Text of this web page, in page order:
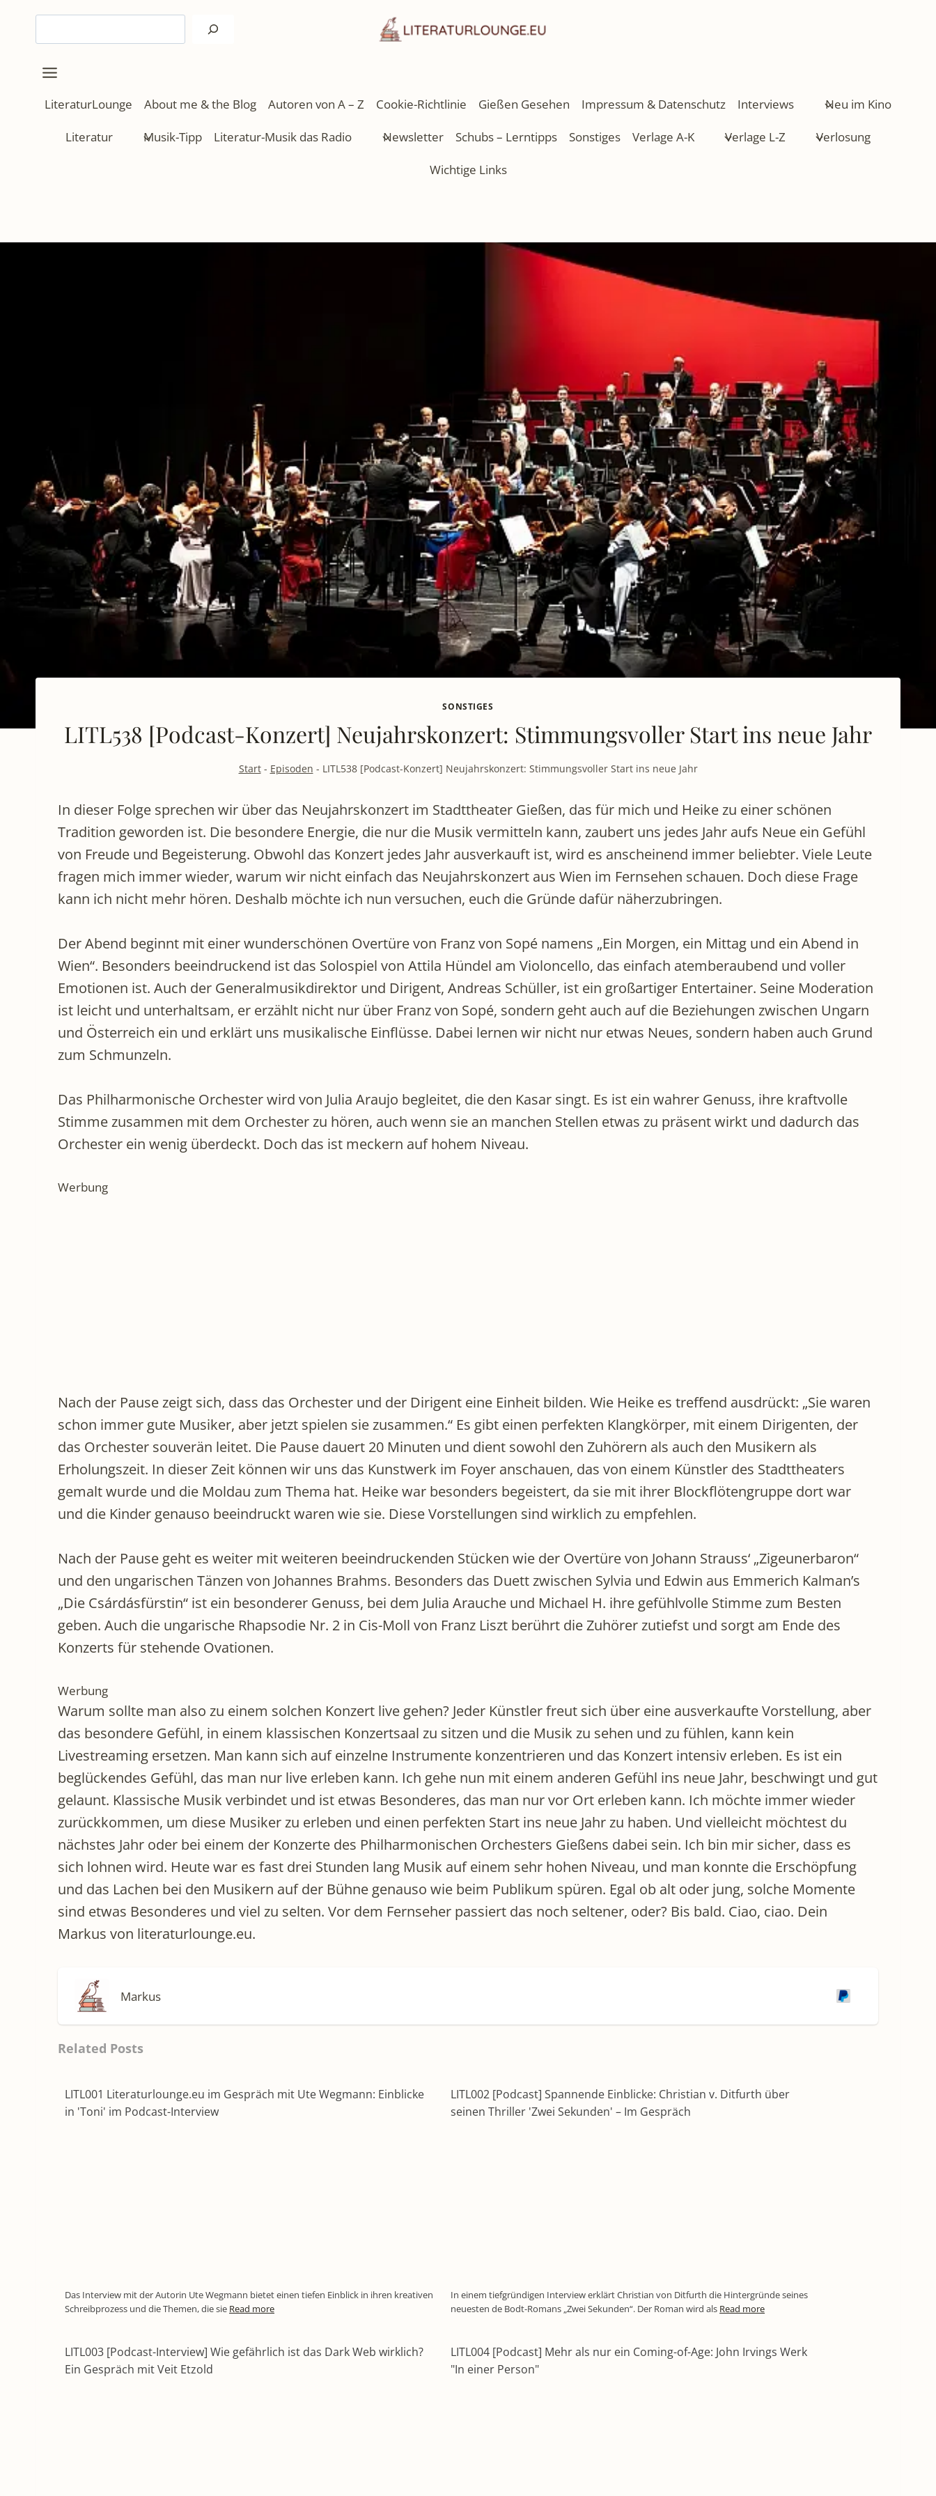
springen
LiteraturLounge About me & the Blog Autoren von A – Z Cookie-Richtlinie Gießen Gesehen Impressum & Datenschutz Interviews Neu im Kino
Literatur Musik-Tipp Literatur-Musik das Radio Newsletter Schubs – Lerntipps Sonstiges Verlage A-K Verlage L-Z Verlosung
Wichtige Links
SONSTIGES
LITL538 [Podcast-Konzert] Neujahrskonzert: Stimmungsvoller Start ins neue Jahr
Start- Episoden - LITL538 [Podcast-Konzert] Neujahrskonzert: Stimmungsvoller Start ins neue Jahr
In dieser Folge sprechen wir über das Neujahrskonzert im Stadttheater Gießen, das für mich und Heike zu einer schönen
Tradition geworden ist. Die besondere Energie, die nur die Musik vermitteln kann, zaubert uns jedes Jahr aufs Neue ein Gefühl
von Freude und Begeisterung. Obwohl das Konzert jedes Jahr ausverkauft ist, wird es anscheinend immer beliebter. Viele Leute
fragen mich immer wieder, warum wir nicht einfach das Neujahrskonzert aus Wien im Fernsehen schauen. Doch diese Frage
kann ich nicht mehr hören. Deshalb möchte ich nun versuchen, euch die Gründe dafür näherzubringen.
Der Abend beginnt mit einer wunderschönen Overtüre von Franz von Sopé namens „Ein Morgen, ein Mittag und ein Abend in
Wien“. Besonders beeindruckend ist das Solospiel von Attila Hündel am Violoncello, das einfach atemberaubend und voller
Emotionen ist. Auch der Generalmusikdirektor und Dirigent, Andreas Schüller, ist ein großartiger Entertainer. Seine Moderation
ist leicht und unterhaltsam, er erzählt nicht nur über Franz von Sopé, sondern geht auch auf die Beziehungen zwischen Ungarn
und Österreich ein und erklärt uns musikalische Einflüsse. Dabei lernen wir nicht nur etwas Neues, sondern haben auch Grund
zum Schmunzeln.
Das Philharmonische Orchester wird von Julia Araujo begleitet, die den Kasar singt. Es ist ein wahrer Genuss, ihre kraftvolle
Stimme zusammen mit dem Orchester zu hören, auch wenn sie an manchen Stellen etwas zu präsent wirkt und dadurch das
Orchester ein wenig überdeckt. Doch das ist meckern auf hohem Niveau.
Werbung
Nach der Pause zeigt sich, dass das Orchester und der Dirigent eine Einheit bilden. Wie Heike es treffend ausdrückt: „Sie waren
schon immer gute Musiker, aber jetzt spielen sie zusammen.“ Es gibt einen perfekten Klangkörper, mit einem Dirigenten, der
das Orchester souverän leitet. Die Pause dauert 20 Minuten und dient sowohl den Zuhörern als auch den Musikern als
Erholungszeit. In dieser Zeit können wir uns das Kunstwerk im Foyer anschauen, das von einem Künstler des Stadttheaters
gemalt wurde und die Moldau zum Thema hat. Heike war besonders begeistert, da sie mit ihrer Blockflötengruppe dort war
und die Kinder genauso beeindruckt waren wie sie. Diese Vorstellungen sind wirklich zu empfehlen.
Nach der Pause geht es weiter mit weiteren beeindruckenden Stücken wie der Overtüre von Johann Strauss‘ „Zigeunerbaron“
und den ungarischen Tänzen von Johannes Brahms. Besonders das Duett zwischen Sylvia und Edwin aus Emmerich Kalman’s
„Die Csárdásfürstin“ ist ein besonderer Genuss, bei dem Julia Arauche und Michael H. ihre gefühlvolle Stimme zum Besten
geben. Auch die ungarische Rhapsodie Nr. 2 in Cis-Moll von Franz Liszt berührt die Zuhörer zutiefst und sorgt am Ende des
Konzerts für stehende Ovationen.
Werbung
Warum sollte man also zu einem solchen Konzert live gehen? Jeder Künstler freut sich über eine ausverkaufte Vorstellung, aber
das besondere Gefühl, in einem klassischen Konzertsaal zu sitzen und die Musik zu sehen und zu fühlen, kann kein
Livestreaming ersetzen. Man kann sich auf einzelne Instrumente konzentrieren und das Konzert intensiv erleben. Es ist ein
beglückendes Gefühl, das man nur live erleben kann. Ich gehe nun mit einem anderen Gefühl ins neue Jahr, beschwingt und gut
gelaunt. Klassische Musik verbindet und ist etwas Besonderes, das man nur vor Ort erleben kann. Ich möchte immer wieder
zurückkommen, um diese Musiker zu erleben und einen perfekten Start ins neue Jahr zu haben. Und vielleicht möchtest du
nächstes Jahr oder bei einem der Konzerte des Philharmonischen Orchesters Gießens dabei sein. Ich bin mir sicher, dass es
sich lohnen wird. Heute war es fast drei Stunden lang Musik auf einem sehr hohen Niveau, und man konnte die Erschöpfung
und das Lachen bei den Musikern auf der Bühne genauso wie beim Publikum spüren. Egal ob alt oder jung, solche Momente
sind etwas Besonderes und viel zu selten. Vor dem Fernseher passiert das noch seltener, oder? Bis bald. Ciao, ciao. Dein
Markus von literaturlounge.eu.
Markus
Related Posts
LITL001 Literaturlounge.eu im Gespräch mit Ute Wegmann: Einblicke
in 'Toni' im Podcast-Interview
Das Interview mit der Autorin Ute Wegmann bietet einen tiefen Einblick in ihren kreativen
Schreibprozess und die Themen, die sie Read more
LITL002 [Podcast] Spannende Einblicke: Christian v. Ditfurth über
seinen Thriller 'Zwei Sekunden' – Im Gespräch
In einem tiefgründigen Interview erklärt Christian von Ditfurth die Hintergründe seines
neuesten de Bodt-Romans „Zwei Sekunden“. Der Roman wird als Read more
LITL003 [Podcast-Interview] Wie gefährlich ist das Dark Web wirklich?
Ein Gespräch mit Veit Etzold
LITL004 [Podcast] Mehr als nur ein Coming-of-Age: John Irvings Werk
"In einer Person"